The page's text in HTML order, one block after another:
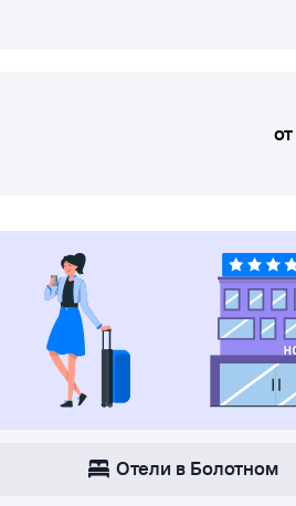
от
Отели в Болотном